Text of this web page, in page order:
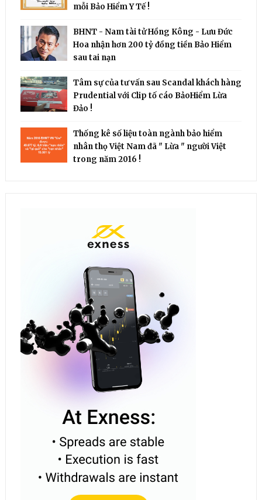
mỗi Bảo Hiểm Y Tế !
BHNT - Nam tài tử Hồng Kông - Lưu Đức
Hoa nhận hơn 200 tỷ đồng tiền Bảo Hiểm
sau tai nạn
Tâm sự của tư vấn sau Scandal khách hàng
Prudential với Clip tố cáo BảoHiểm Lừa
Đảo !
Thống kê số liệu toàn ngành bảo hiểm
nhân thọ Việt Nam đã " Lừa " người Việt
trong năm 2016 !